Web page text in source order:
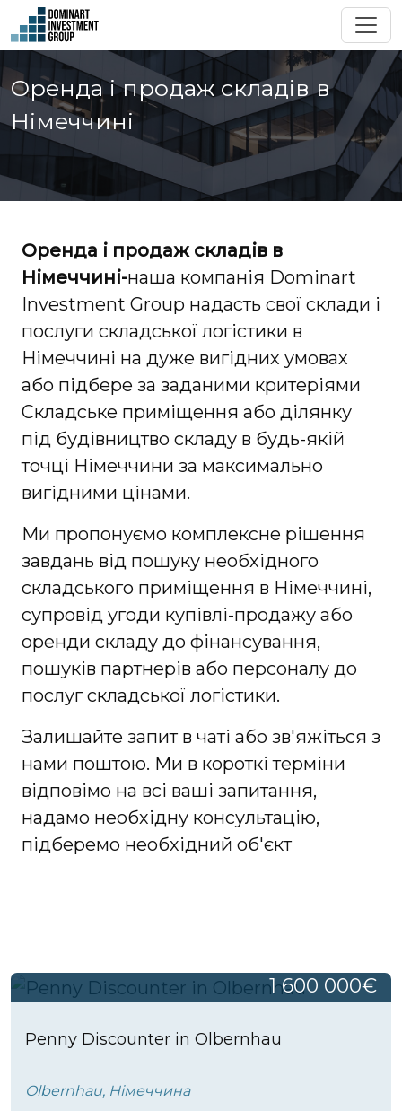
Оренда і продаж складів в
Німеччині
Оренда і продаж складів в
Німеччині-наша компанія Dominart
Investment Group надасть свої склади і
послуги складської логістики в
Німеччині на дуже вигідних умовах
або підбере за заданими критеріями
Складське приміщення або ділянку
під будівництво складу в будь-якій
точці Німеччини за максимально
вигідними цінами.
Ми пропонуємо комплексне рішення
завдань від пошуку необхідного
складського приміщення в Німеччині,
супровід угоди купівлі-продажу або
оренди складу до фінансування,
пошуків партнерів або персоналу до
послуг складської логістики.
Залишайте запит в чаті або зв'яжіться з
нами поштою. Ми в короткі терміни
відповімо на всі ваші запитання,
надамо необхідну консультацію,
підберемо необхідний об'єкт
1 600 000€
Penny Discounter in Olbernhau
Olbernhau, Німеччина